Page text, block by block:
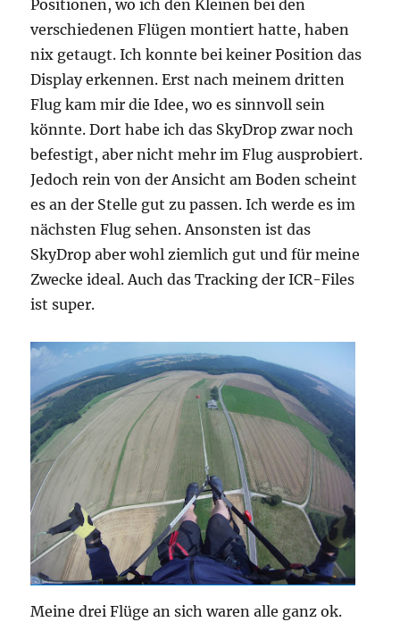
Positionen, wo ich den Kleinen bei den
verschiedenen Flügen montiert hatte, haben
nix getaugt. Ich konnte bei keiner Position das
Display erkennen. Erst nach meinem dritten
Flug kam mir die Idee, wo es sinnvoll sein
könnte. Dort habe ich das SkyDrop zwar noch
befestigt, aber nicht mehr im Flug ausprobiert.
Jedoch rein von der Ansicht am Boden scheint
es an der Stelle gut zu passen. Ich werde es im
nächsten Flug sehen. Ansonsten ist das
SkyDrop aber wohl ziemlich gut und für meine
Zwecke ideal. Auch das Tracking der ICR-Files
ist super.
Meine drei Flüge an sich waren alle ganz ok.